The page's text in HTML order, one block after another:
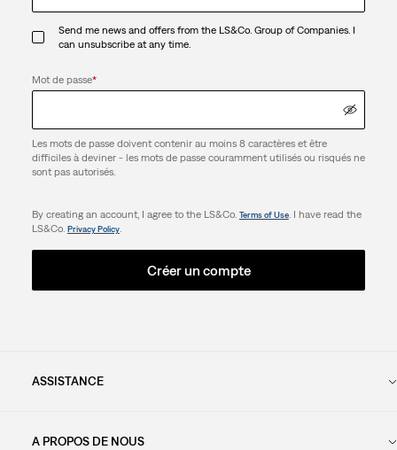
Send me news and offers from the LS&Co. Group of Companies. I
can unsubscribe at any time.
Mot de passe*
Les mots de passe doivent contenir au moins 8 caractères et être
difficiles à deviner - les mots de passe couramment utilisés ou risqués ne
sont pas autorisés.
By creating an account, I agree to the LS&Co. Terms of Use. I have read the
LS&Co. Privacy Policy.
Créer un compte
ASSISTANCE
A PROPOS DE NOUS